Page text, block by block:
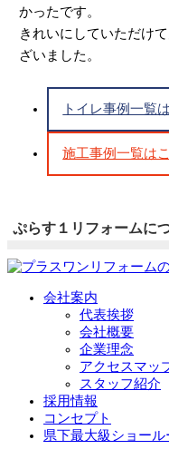
かったです。
きれいにしていただけ
ざいました。
トイレ事例一覧
施工事例一覧は
ぷらす１リフォームに
会社案内
代表挨拶
会社概要
企業理念
アクセスマッ
スタッフ紹介
採用情報
コンセプト
県下最大級ショール